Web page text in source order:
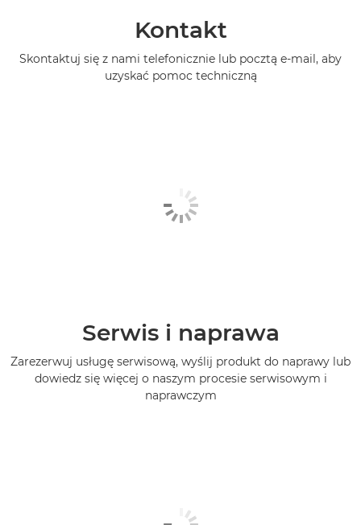
Kontakt
Skontaktuj się z nami telefonicznie lub pocztą e-mail, aby
uzyskać pomoc techniczną
Serwis i naprawa
Zarezerwuj usługę serwisową, wyślij produkt do naprawy lub
dowiedz się więcej o naszym procesie serwisowym i
naprawczym